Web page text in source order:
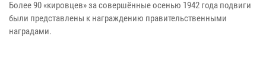
Более 90 «кировцев» за совершённые осенью 1942 года подвиги
были представлены к награждению правительственными
наградами.